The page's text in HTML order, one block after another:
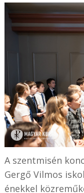
A szentmisén
Gergő Vilmos
énekkel